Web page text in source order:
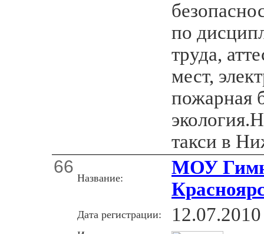
по
труда,
мест,
пожарная
такси в
66
Название:
МОУ
Дата регистрации: 12.07.2010